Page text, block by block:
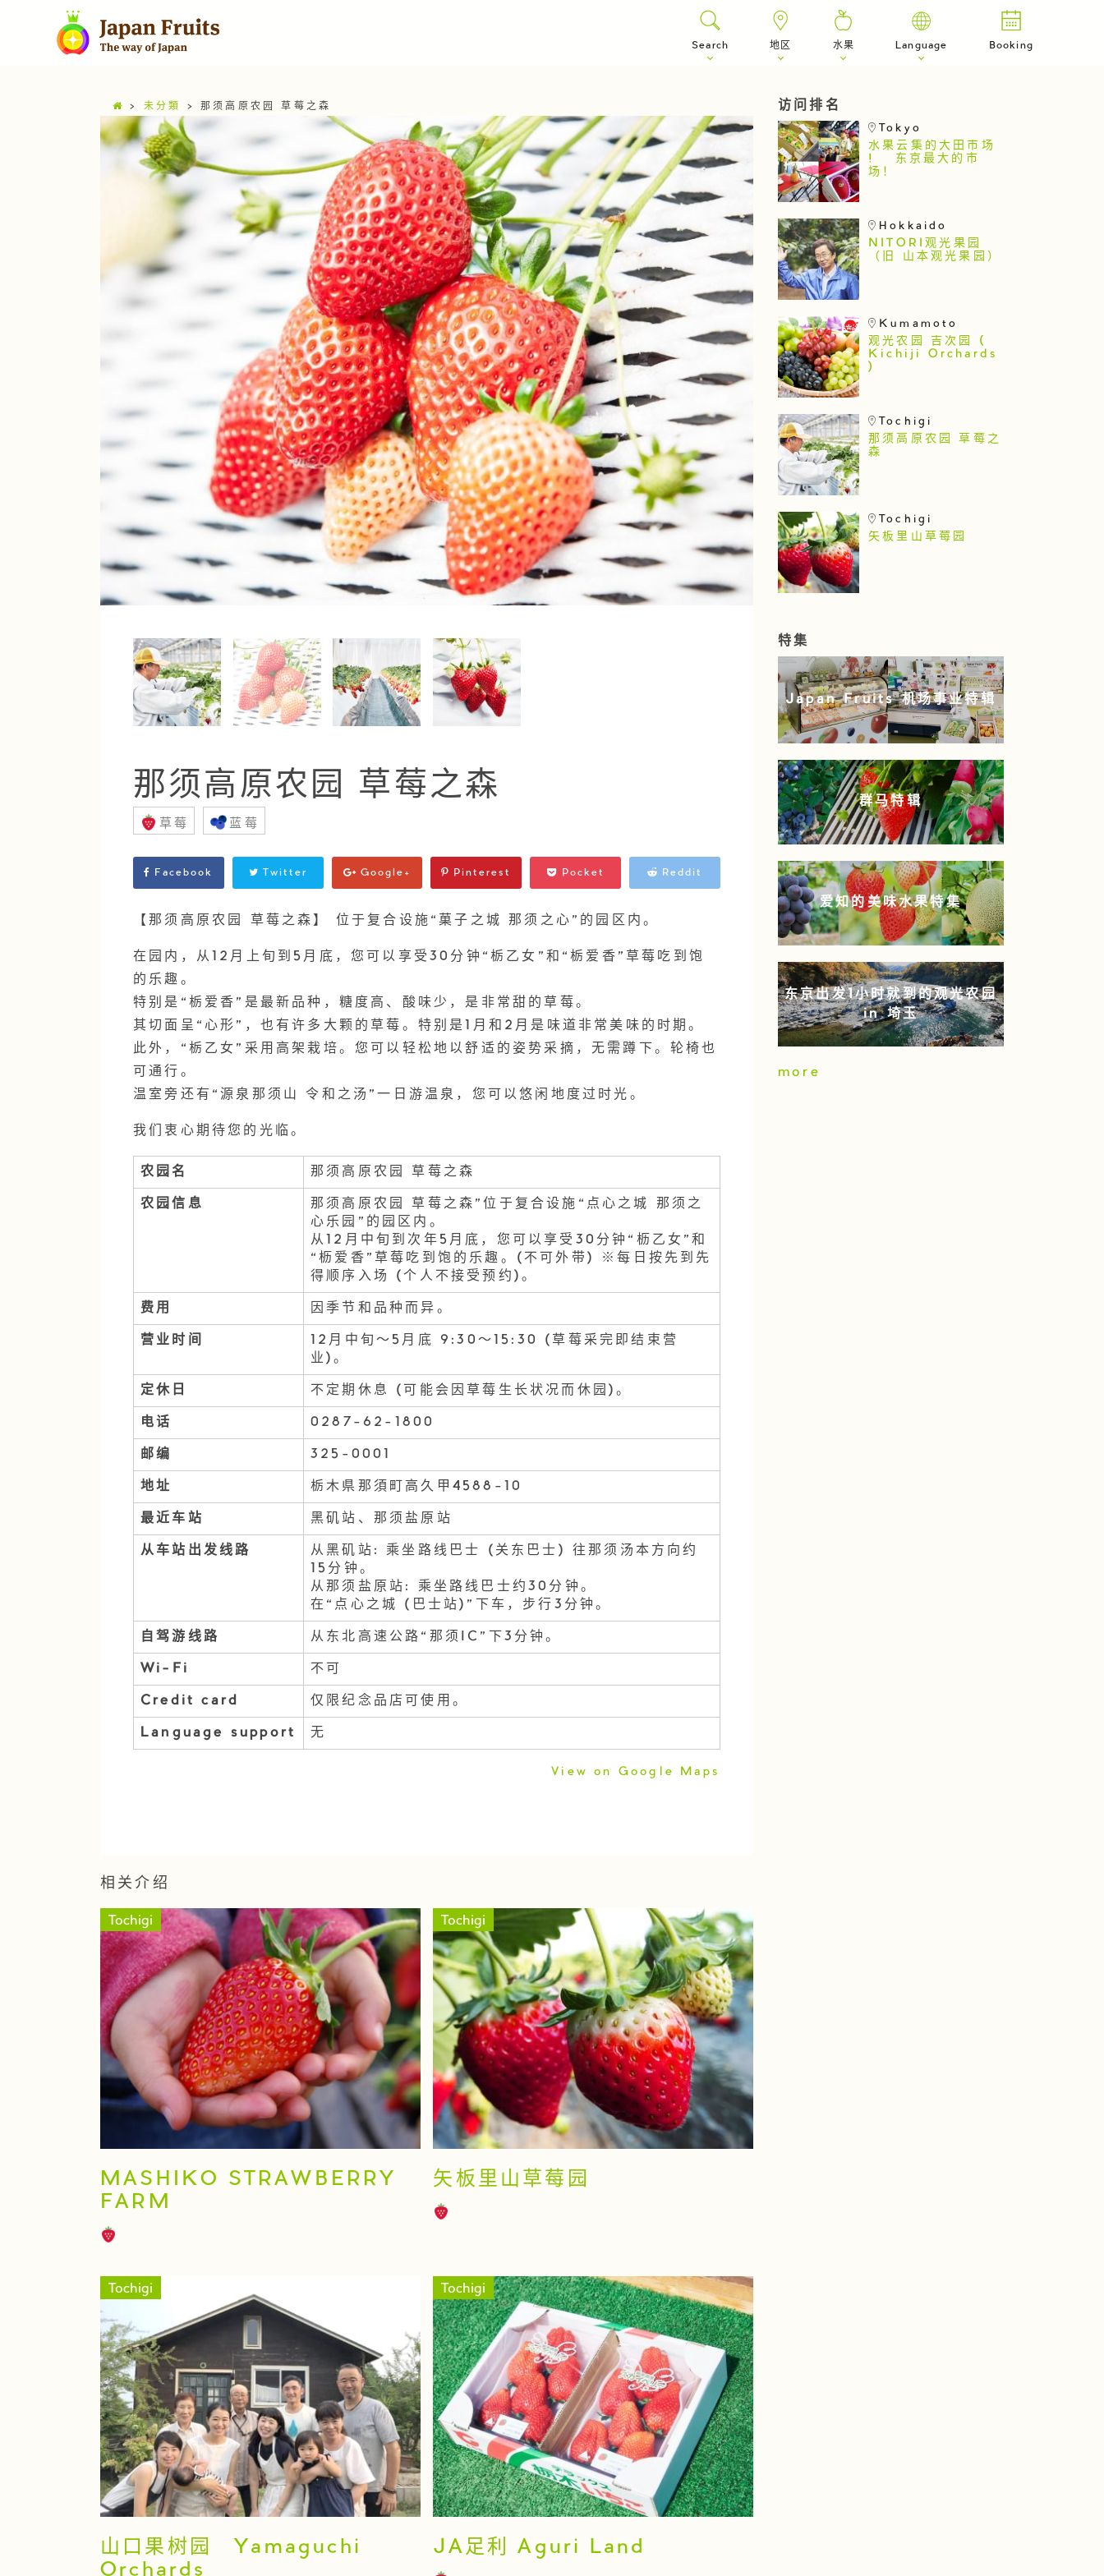
Search 地区 水果 Language Booking
> 未分類 >那须高原农园 草莓之森
那须高原农园 草莓之森
草莓 蓝莓
Facebook Twitter Google+ Pinterest Pocket Reddit
【那须高原农园 草莓之森】 位于复合设施“菓子之城 那须之心”的园区内。
在园内，从12月上旬到5月底，您可以享受30分钟“栃乙女”和“栃爱香”草莓吃到饱
的乐趣。
特别是“栃爱香”是最新品种，糖度高、酸味少，是非常甜的草莓。
其切面呈“心形”，也有许多大颗的草莓。特别是1月和2月是味道非常美味的时期。
此外，“栃乙女”采用高架栽培。您可以轻松地以舒适的姿势采摘，无需蹲下。轮椅也
可通行。
温室旁还有“源泉那须山 令和之汤”一日游温泉，您可以悠闲地度过时光。
我们衷心期待您的光临。
农园名 那须高原农园 草莓之森
农园信息
那须高原农园 草莓之森”位于复合设施“点心之城 那须之
心乐园”的园区内。
从12月中旬到次年5月底，您可以享受30分钟“枥乙女”和
“枥爱香”草莓吃到饱的乐趣。(不可外带) ※每日按先到先
得顺序入场 (个人不接受预约)。
费用 因季节和品种而异。
营业时间
12月中旬～5月底 9:30～15:30 (草莓采完即结束营
业)。
定休日 不定期休息 (可能会因草莓生长状况而休园)。
电话 0287-62-1800
邮编 325-0001
地址 栃木県那須町高久甲4588-10
最近车站 黑矶站、那须盐原站
从车站出发线路
从黑矶站: 乘坐路线巴士 (关东巴士) 往那须汤本方向约
15分钟。
从那须盐原站: 乘坐路线巴士约30分钟。
在“点心之城 (巴士站)”下车，步行3分钟。
自驾游线路 从东北高速公路“那须IC”下3分钟。
Wi-Fi 不可
Credit card 仅限纪念品店可使用。
Language support 无
View on Google Maps
相关介绍
Tochigi
MASHIKO STRAWBERRY
FARM
Tochigi
矢板里山草莓园
Tochigi
山口果树园 Yamaguchi
Orchards
Tochigi
JA足利 Aguri Land
访问排名
Tokyo
水果云集的大田市场
! 东京最大的市
场！
Hokkaido
NITORI观光果园
（旧 山本观光果园）
Kumamoto
观光农园 吉次园 (
Kichiji Orchards
)
Tochigi
那须高原农园 草莓之
森
Tochigi
矢板里山草莓园
特集
Japan Fruits 机场事业特辑
群马特辑
爱知的美味水果特集
东京出发1小时就到的观光农园
in 埼玉
more